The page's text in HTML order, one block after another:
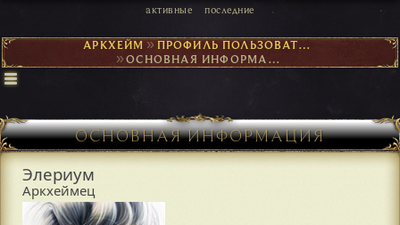
активные последние
АРКХЕЙМ► ПРОФИЛЬ ПОЛЬЗОВАТЕЛЯ ЭЛЕРИУМ
► ОСНОВНАЯ ИНФОРМАЦИЯ
ОСНОВНАЯ ИНФОРМАЦИЯ
Элериум
Аркхеймец